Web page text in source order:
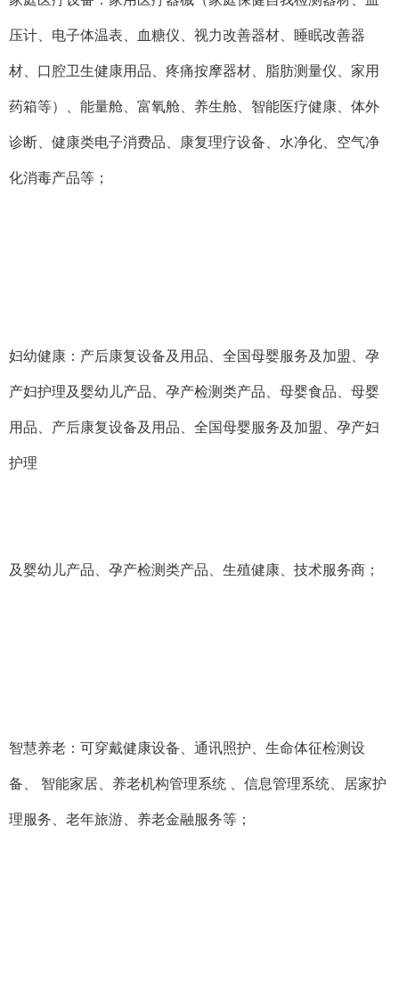
压计、电子体温表、血糖仪、视力改善器材、睡眠改善器
材、口腔卫生健康用品、疼痛按摩器材、脂肪测量仪、家用
药箱等）、能量舱、富氧舱、养生舱、智能医疗健康、体外
诊断、健康类电子消费品、康复理疗设备、水净化、空气净
化消毒产品等；
妇幼健康：产后康复设备及用品、全国母婴服务及加盟、孕
产妇护理及婴幼儿产品、孕产检测类产品、母婴食品、母婴
用品、产后康复设备及用品、全国母婴服务及加盟、孕产妇
护理
及婴幼儿产品、孕产检测类产品、生殖健康、技术服务商；
智慧养老：可穿戴健康设备、通讯照护、生命体征检测设
备、 智能家居、养老机构管理系统 、信息管理系统、居家护
理服务、老年旅游、养老金融服务等；